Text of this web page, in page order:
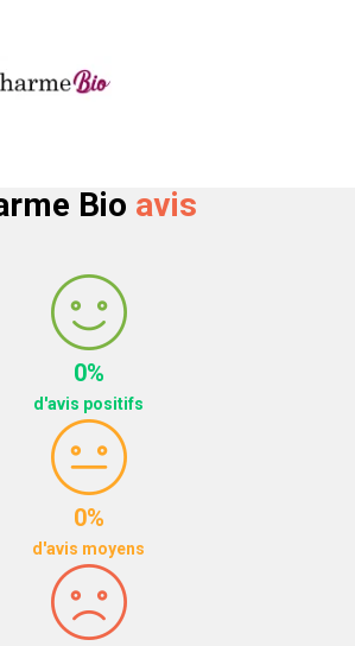
Bio avis
0%
d'avis positifs
0%
d'avis moyens